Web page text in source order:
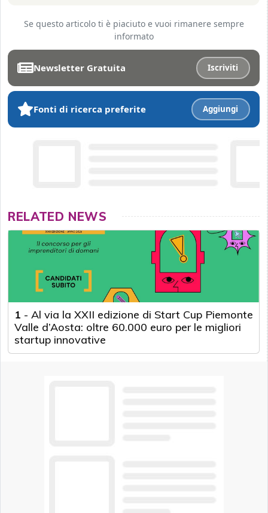
Se questo articolo ti è piaciuto e vuoi rimanere sempre
informato
Newsletter Gratuita Iscriviti
Fonti di ricerca preferite Aggiungi
RELATED NEWS
1 - Al via la XXII edizione di Start Cup Piemonte
Valle d’Aosta: oltre 60.000 euro per le migliori
startup innovative